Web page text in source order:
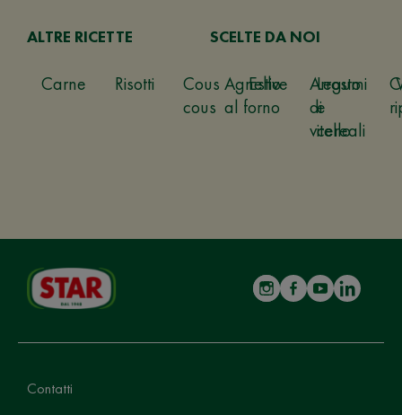
ALTRE RICETTE
Carne Risotti
Cous
cous
Estive
Legumi
e
cereali
SCELTE DA NOI
Agnello
al forno
Arrosto
di
vitello
Contatti